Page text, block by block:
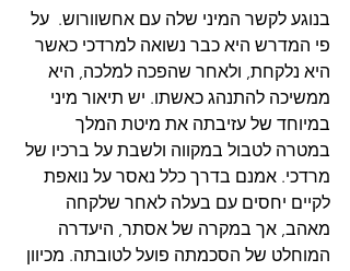
בנוגע לקשר המיני שלה עם אחשוורוש.  על
פי המדרש היא כבר נשואה למרדכי כאשר
היא נלקחת, ולאחר שהפכה למלכה, היא
ממשיכה להתנהג כאשתו. יש תיאור מיני
במיוחד של עזיבתה את מיטת המלך
במטרה לטבול במקווה ולשבת על ברכיו של
מרדכי. אמנם בדרך כלל נאסר על נואפת
לקיים יחסים עם בעלה לאחר שלקחה
מאהב, אך במקרה של אסתר, היעדרה
המוחלט של הסכמתה פועל לטובתה. מכיוון